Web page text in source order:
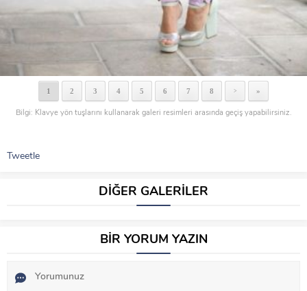
1 2 3 4 5 6 7 8 > »
Bilgi: Klavye yön tuşlarını kullanarak galeri resimleri arasında geçiş yapabilirsiniz.
Tweetle
DİĞER GALERİLER
BİR YORUM YAZIN